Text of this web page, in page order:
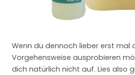
Wenn du dennoch lieber erst mal
Vorgehensweise ausprobieren
dich natürlich nicht auf. Lies also